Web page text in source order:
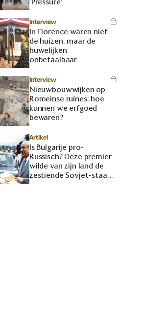
‘Pressure’
Interview
In Florence waren niet
de huizen, maar de
huwelijken
onbetaalbaar
Interview
Nieuwbouwwijken op
Romeinse ruïnes: hoe
kunnen we erfgoed
bewaren?
Artikel
Is Bulgarije pro-
Russisch? Deze premier
wilde van zijn land de
zestiende Sovjet-staat
maken